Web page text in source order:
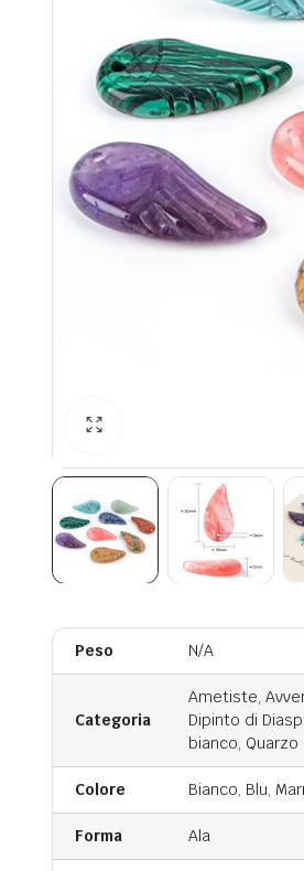
Peso N/A
Categoria
Ametiste,
Dipinto di
bianco, Quarzo
Colore Bianco, Blu,
Forma Ala